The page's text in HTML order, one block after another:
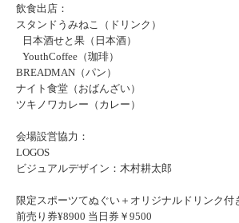
飲食出店：
スタンドうみねこ（ドリンク）
日本酒せと果（日本酒）
YouthCoffee（珈琲）
BREADMAN（パン）
ナイト食堂（おばんざい）
ツキノワカレー（カレー）
会場設営協力：
LOGOS
ビジュアルデザイン：木村耕太郎
限定スポーツてぬぐい＋オリジナルドリンク付
前売り券¥8900 当日券￥9500